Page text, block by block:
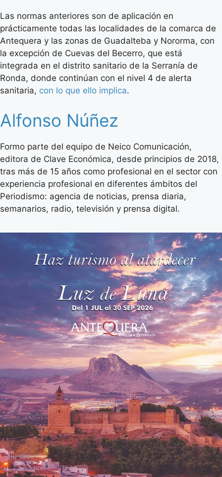
Las normas anteriores son de aplicación en
prácticamente todas las localidades de la comarca de
Antequera y las zonas de Guadalteba y Nororma, con
la excepción de Cuevas del Becerro, que está
integrada en el distrito sanitario de la Serranía de
Ronda, donde continúan con el nivel 4 de alerta
sanitaria, con lo que ello implica.
Alfonso Núñez
Formo parte del equipo de Neico Comunicación,
editora de Clave Económica, desde principios de 2018,
tras más de 15 años como profesional en el sector con
experiencia profesional en diferentes ámbitos del
Periodismo: agencia de noticias, prensa diaria,
semanarios, radio, televisión y prensa digital.